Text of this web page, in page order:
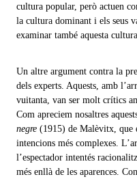
cultura popular, però actuen
la cultura dominant i els seus
examinar també aquesta
Un altre argument contra la
dels experts. Aquests, amb
vuitanta, van ser molt crítics
Com apreciem nosaltres
negre (1915) de Malèvitx, que
intencions més complexes.
l’espectador intentés
més enllà de les aparences.